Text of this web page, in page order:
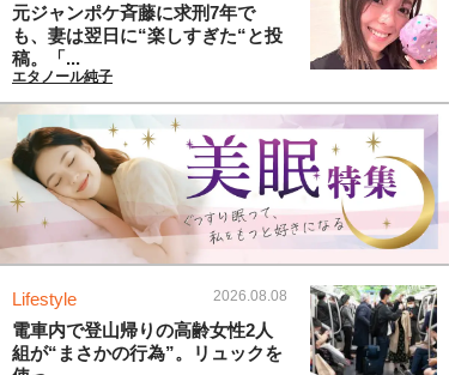
元ジャンポケ斉藤に求刑7年で
も、妻は翌日に“楽しすぎた“と投
稿。「...
エタノール純子
Lifestyle 2026.08.08
電車内で登山帰りの高齢女性2人
組が“まさかの行為”。リュックを